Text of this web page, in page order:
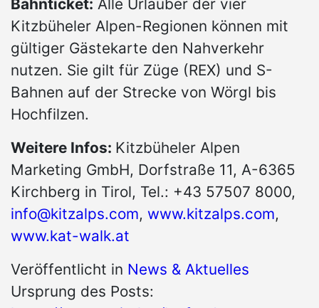
Bahnticket: Alle Urlauber der vier
Kitzbüheler Alpen-Regionen können mit
gültiger Gästekarte den Nahverkehr
nutzen. Sie gilt für Züge (REX) und S-
Bahnen auf der Strecke von Wörgl bis
Hochfilzen.
Weitere Infos: Kitzbüheler Alpen
Marketing GmbH, Dorfstraße 11, A-6365
Kirchberg in Tirol, Tel.: +43 57507 8000,
info@kitzalps.com, www.kitzalps.com,
www.kat-walk.at
Veröffentlicht in News & Aktuelles
Ursprung des Posts: